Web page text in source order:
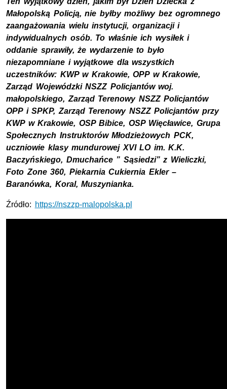
Małopolską Policją, nie byłby możliwy bez ogromnego
zaangażowania wielu instytucji, organizacji i
indywidualnych osób. To właśnie ich wysiłek i
oddanie sprawiły, że wydarzenie to było
niezapomniane i wyjątkowe dla wszystkich
uczestników: KWP w Krakowie, OPP w Krakowie,
Zarząd Wojewódzki NSZZ Policjantów woj.
małopolskiego, Zarząd Terenowy NSZZ Policjantów
OPP i SPKP, Zarząd Terenowy NSZZ Policjantów przy
KWP w Krakowie, OSP Bibice, OSP Więcławice, Grupa
Społecznych Instruktorów Młodzieżowych PCK,
uczniowie klasy mundurowej XVI LO im. K.K.
Baczyńskiego, Dmuchańce ” Sąsiedzi” z Wieliczki,
Foto Zone 360, Piekarnia Cukiernia Ekler –
Baranówka, Koral, Muszynianka.
Źródło: https://nszzp-malopolska.pl